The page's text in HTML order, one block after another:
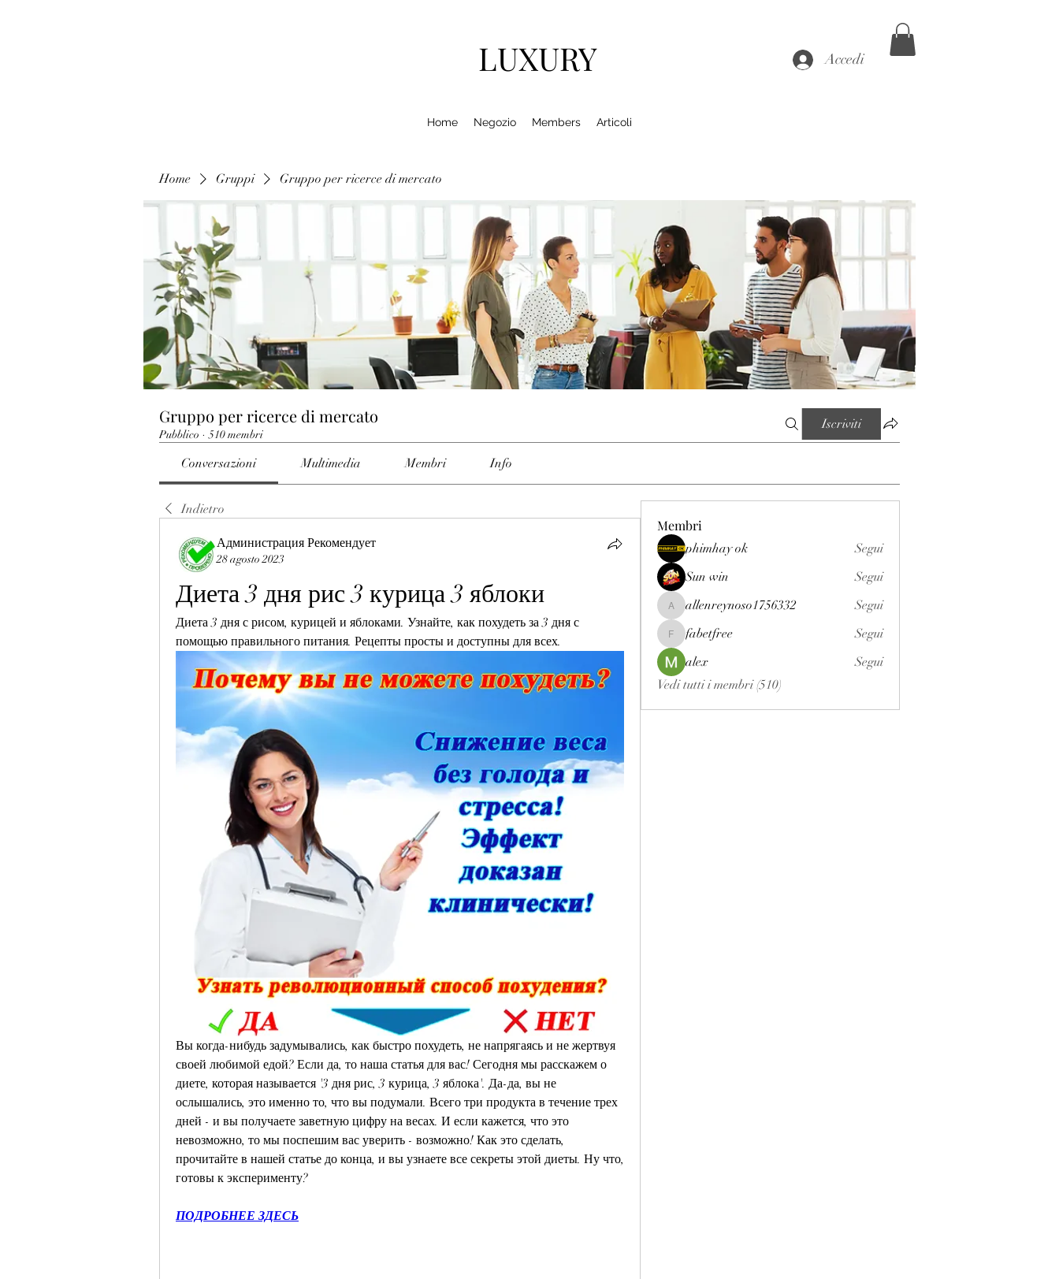
LUXURY Accedi
Home Negozio Members Articoli
Home Gruppi Gruppo per ricerce di mercato
Gruppo per ricerce di mercato
Pubblico · 510 membri
Iscriviti
Conversazioni Multimedia Membri Info
Indietro
Администрация Рекомендует
28 agosto 2023
Диета 3 дня рис 3 курица 3 яблоки
Диета 3 дня с рисом, курицей и яблоками. Узнайте, как похудеть за 3 дня с
помощью правильного питания. Рецепты просты и доступны для всех.
Вы когда-нибудь задумывались, как быстро похудеть, не напрягаясь и не жертвуя
своей любимой едой? Если да, то наша статья для вас! Сегодня мы расскажем о
диете, которая называется '3 дня рис, 3 курица, 3 яблока'. Да-да, вы не
ослышались, это именно то, что вы подумали. Всего три продукта в течение трех
дней - и вы получаете заветную цифру на весах. И если кажется, что это
невозможно, то мы поспешим вас уверить - возможно! Как это сделать,
прочитайте в нашей статье до конца, и вы узнаете все секреты этой диеты. Ну что,
готовы к эксперименту?
ПОДРОБНЕЕ ЗДЕСЬ
Membri
phimhay ok
Segui
Sun win
Segui
allenreynoso1756332
allenreynoso1756332 Segui
fabetfree
fabetfree
Segui
alex
Segui
Vedi tutti i membri (510)